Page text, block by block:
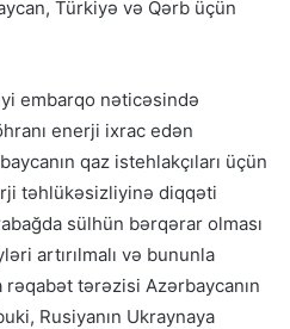
Türkiyə və Qərb üçün
embarqo nəticəsində
enerji ixrac edən
qaz istehlakçıları üçün
təhlükəsizliyinə diqqəti
sülhün bərqərar olması
artırılmalı və bununla
tərəzisi Azərbaycanın
Rusiyanın Ukraynaya